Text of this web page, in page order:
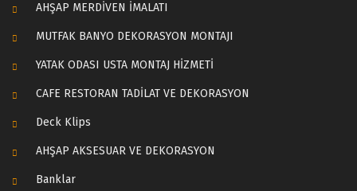
AHŞAP MERDİVEN İMALATI
MUTFAK BANYO DEKORASYON MONTAJI
YATAK ODASI USTA MONTAJ HİZMETİ
CAFE RESTORAN TADİLAT VE DEKORASYON
Deck Klips
AHŞAP AKSESUAR VE DEKORASYON
Banklar